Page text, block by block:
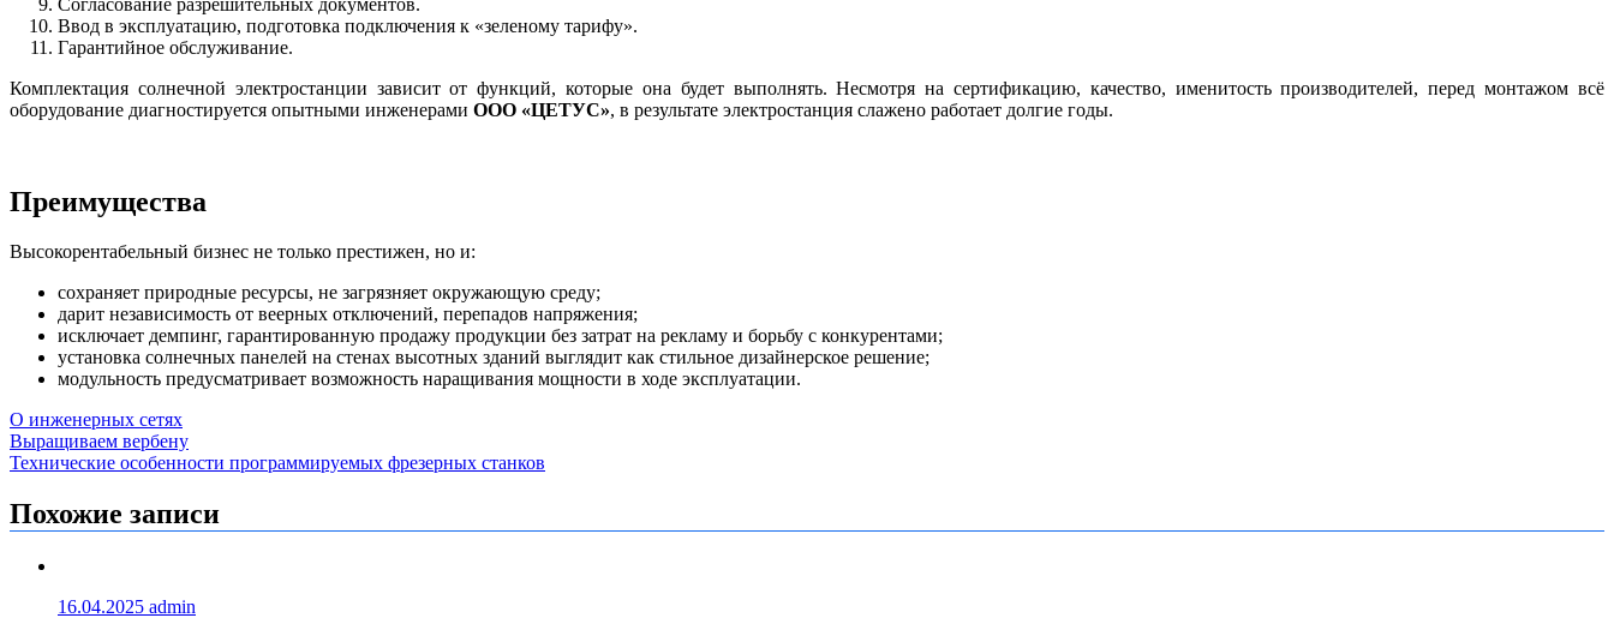
Ввод в эксплуатацию, подготовка подключения к «зеленому тарифу».
Гарантийное обслуживание.
Комплектация солнечной электростанции зависит от функций, которые она будет выполнять. Несмотря на сертификацию, качество, именитость производителей, перед монтажом всё
оборудование диагностируется опытными инженерами ООО «ЦЕТУС», в результате электростанция слажено работает долгие годы.
Преимущества
Высокорентабельный бизнес не только престижен, но и:
сохраняет природные ресурсы, не загрязняет окружающую среду;
дарит независимость от веерных отключений, перепадов напряжения;
исключает демпинг, гарантированную продажу продукции без затрат на рекламу и борьбу с конкурентами;
установка солнечных панелей на стенах высотных зданий выглядит как стильное дизайнерское решение;
модульность предусматривает возможность наращивания мощности в ходе эксплуатации.
О инженерных сетях
Навигация
по
записям
Выращиваем вербену
Технические особенности программируемых фрезерных станков
Похожие записи
16.04.2025 admin